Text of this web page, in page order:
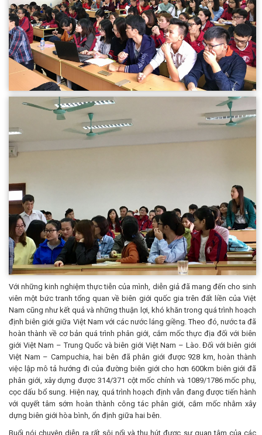
Với những kinh nghiệm thực tiễn của mình, diễn giả đã mang đến cho sinh
viên một bức tranh tổng quan về biên giới quốc gia trên đất liền của Việt
Nam cũng như kết quả và những thuận lợi, khó khăn trong quá trình hoạch
định biên giới giữa Việt Nam với các nước láng giềng. Theo đó, nước ta đã
hoàn thành về cơ bản quá trình phân giới, cắm mốc thực địa đối với biên
giới Việt Nam – Trung Quốc và biên giới Việt Nam – Lào. Đối với biên giới
Việt Nam – Campuchia, hai bên đã phân giới được 928 km, hoàn thành
việc lập mô tả hướng đi của đường biên giới cho hơn 600km biên giới đã
phân giới, xây dựng được 314/371 cột mốc chính và 1089/1786 mốc phụ,
cọc dấu bổ sung. Hiện nay, quá trình hoạch định vẫn đang được tiến hành
với quyết tâm sớm hoàn thành công tác phân giới, cắm mốc nhằm xây
dựng biên giới hòa bình, ổn định giữa hai bên.
Buổi nói chuyện diễn ra rất sôi nổi và thu hút được sự quan tâm của các